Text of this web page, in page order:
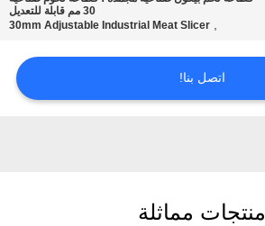
30 مم قابلة للتعديل
,
30mm Adjustable Industrial Meat Slicer
اتصل بنا!
منتجات مماثلة